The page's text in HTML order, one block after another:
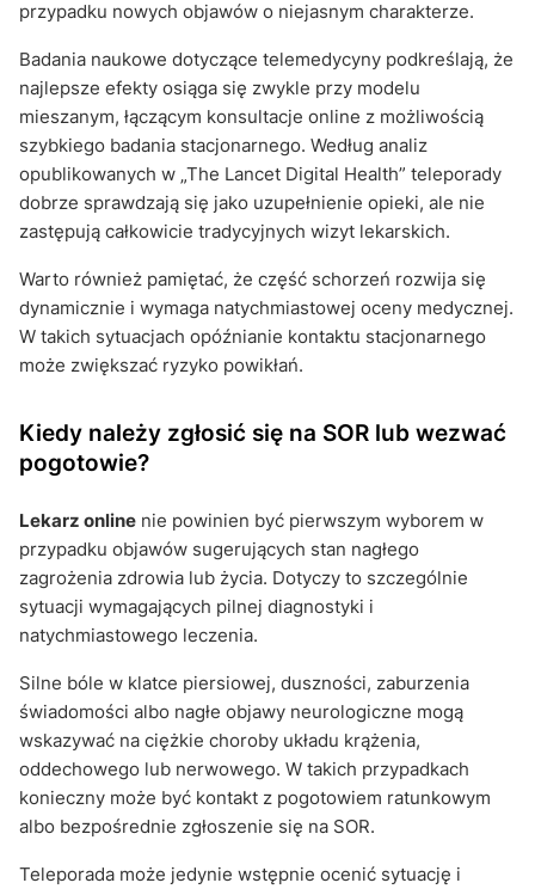
przypadku nowych objawów o niejasnym charakterze.
Badania naukowe dotyczące telemedycyny podkreślają, że
najlepsze efekty osiąga się zwykle przy modelu
mieszanym, łączącym konsultacje online z możliwością
szybkiego badania stacjonarnego. Według analiz
opublikowanych w „The Lancet Digital Health” teleporady
dobrze sprawdzają się jako uzupełnienie opieki, ale nie
zastępują całkowicie tradycyjnych wizyt lekarskich.
Warto również pamiętać, że część schorzeń rozwija się
dynamicznie i wymaga natychmiastowej oceny medycznej.
W takich sytuacjach opóźnianie kontaktu stacjonarnego
może zwiększać ryzyko powikłań.
Kiedy należy zgłosić się na SOR lub wezwać
pogotowie?
Lekarz online nie powinien być pierwszym wyborem w
przypadku objawów sugerujących stan nagłego
zagrożenia zdrowia lub życia. Dotyczy to szczególnie
sytuacji wymagających pilnej diagnostyki i
natychmiastowego leczenia.
Silne bóle w klatce piersiowej, duszności, zaburzenia
świadomości albo nagłe objawy neurologiczne mogą
wskazywać na ciężkie choroby układu krążenia,
oddechowego lub nerwowego. W takich przypadkach
konieczny może być kontakt z pogotowiem ratunkowym
albo bezpośrednie zgłoszenie się na SOR.
Teleporada może jedynie wstępnie ocenić sytuację i